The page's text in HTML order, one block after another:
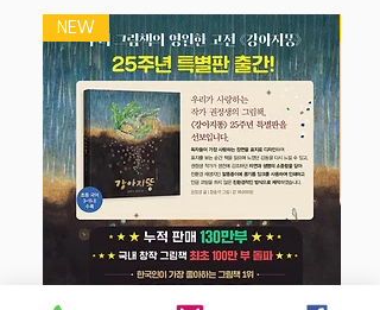
을 주고, 과학적 사고는 물론 창의력과 입
체적인 사고력을 키우는 데 도움을 줍니
다. 또한 평면 그림이 입체 모형으로 바뀌
는 과정을 경험하며 도형과 공간 개념을
인지하게 됩니다.
만들기를 처음 시작하는 아이도 떼고, 접
고, 끼우는 비교적 간단한 방법으로 완성
도 높은 입체 모형을 만들며 자신감과 성
취감을 느낄 수 있습니다. 가위를 사용하
NEW